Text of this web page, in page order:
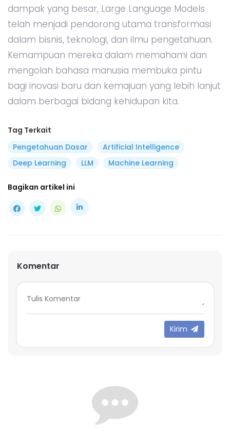
dampak yang besar, Large Language Models
telah menjadi pendorong utama transformasi
dalam bisnis, teknologi, dan ilmu pengetahuan.
Kemampuan mereka dalam memahami dan
mengolah bahasa manusia membuka pintu
bagi inovasi baru dan kemajuan yang lebih lanjut
dalam berbagai bidang kehidupan kita.
Tag Terkait
Pengetahuan Dasar
Artificial Intelligence
Deep Learning
LLM Machine Learning
Bagikan artikel ini
Komentar
Kirim